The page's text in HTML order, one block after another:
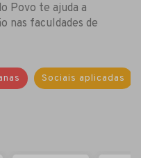
Povo te ajuda a
nas faculdades de
Sociais aplicadas